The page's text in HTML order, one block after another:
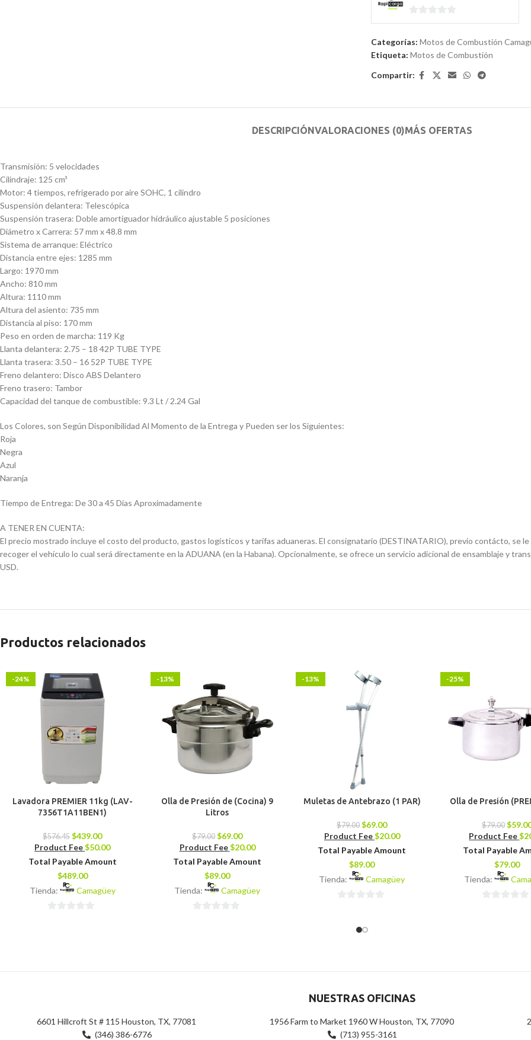
0
Categorías: Motos de Combustión
Etiqueta: Motos de Combustión
Compartir:
DESCRIPCIÓNVALORACIONES (0)MÁS OFERTAS
Transmisión: 5 velocidades
Cilindraje: 125 cm³
Motor: 4 tiempos, refrigerado por aire SOHC, 1 cilindro
Suspensión delantera: Telescópica
Suspensión trasera: Doble amortiguador hidráulico ajustable 5 posiciones
Diámetro x Carrera: 57 mm x 48.8 mm
Sistema de arranque: Eléctrico
Distancia entre ejes: 1285 mm
Largo: 1970 mm
Ancho: 810 mm
Altura: 1110 mm
Altura del asiento: 735 mm
Distancia al piso: 170 mm
Peso en orden de marcha: 119 Kg
Llanta delantera: 2.75 – 18 42P TUBE TYPE
Llanta trasera: 3.50 – 16 52P TUBE TYPE
Freno delantero: Disco ABS Delantero
Freno trasero: Tambor
Capacidad del tanque de combustible: 9.3 Lt / 2.24 Gal
Los Colores, son Según Disponibilidad Al Momento de la Entrega y Pueden ser los Siguientes:
Roja
Negra
Azul
Naranja
Tiempo de Entrega: De 30 a 45 Días Aproximadamente
A TENER EN CUENTA:
El precio mostrado incluye el costo del producto, gastos logísticos y tarifas aduaneras. El consignatario (DESTINATARIO), previo contácto, se
recoger el vehículo lo cual será directamente en la ADUANA (en la Habana). Opcionalmente, se ofrece un servicio adicional de ensamblaje y
USD.
Productos relacionados
-24%
Lavadora PREMIER 11kg (LAV-
7356T1A11BEN1)
$576.45 $439.00
Product Fee$50.00
Total Payable Amount
$489.00
Tienda:
Camagüey
-13%
Olla de Presión de (Cocina) 9
Litros
$79.00 $69.00
Product Fee $20.00
Total Payable Amount
$89.00
Tienda:
Camagüey
-13%
Muletas de Antebrazo (1 PAR)
$79.00 $69.00
Product Fee$20.00
Total Payable Amount
$89.00
Tienda:
Camagüey
-25%
Olla de Presión
$79.00 $
Product Fee$
Total Payable
$79.00
Tienda:
NUESTRAS OFICINAS
6601 Hillcroft St # 115 Houston, TX, 77081
(346) 386-6776
1956 Farm to Market 1960 W Houston, TX, 77090
(713) 955-3161